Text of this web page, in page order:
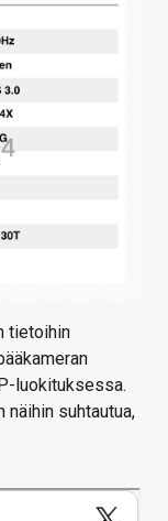
tietoihin
luokituksessa.
näihin suhtautua,